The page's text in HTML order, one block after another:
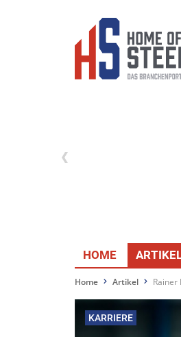
HOME
Home Artikel Rainer
KARRIERE